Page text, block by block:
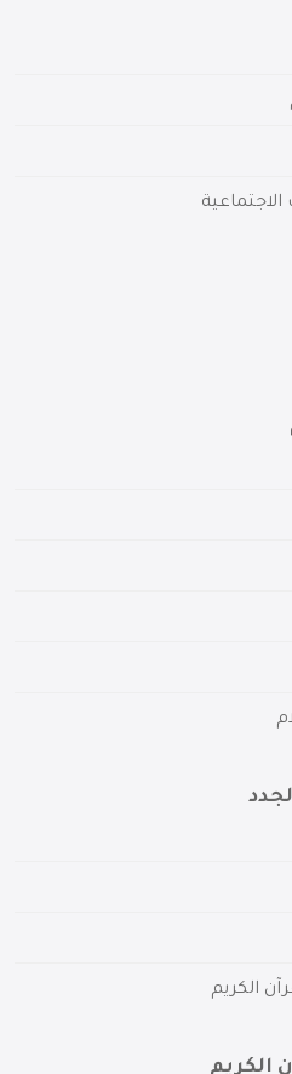
الكريم
الكريم